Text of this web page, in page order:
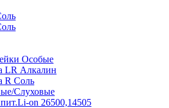
Особые
LR Алкалин
R Соль
Слуховые
on 26500,14505